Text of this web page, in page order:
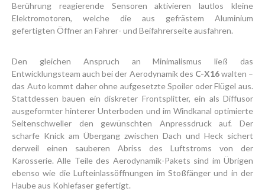
Berührung reagierende Sensoren aktivieren lautlos kleine
Elektromotoren, welche die aus gefrästem Aluminium
gefertigten Öffner an Fahrer- und Beifahrerseite ausfahren.
Den gleichen Anspruch an Minimalismus ließ das
Entwicklungsteam auch bei der Aerodynamik des C-X16walten –
das Auto kommt daher ohne aufgesetzte Spoiler oder Flügel aus.
Stattdessen bauen ein diskreter Frontsplitter, ein als Diffusor
ausgeformter hinterer Unterboden und im Windkanal optimierte
Seitenschweller den gewünschten Anpressdruck auf. Der
scharfe Knick am Übergang zwischen Dach und Heck sichert
derweil einen sauberen Abriss des Luftstroms von der
Karosserie. Alle Teile des Aerodynamik-Pakets sind im Übrigen
ebenso wie die Lufteinlassöffnungen im Stoßfänger und in der
Haube aus Kohlefaser gefertigt.